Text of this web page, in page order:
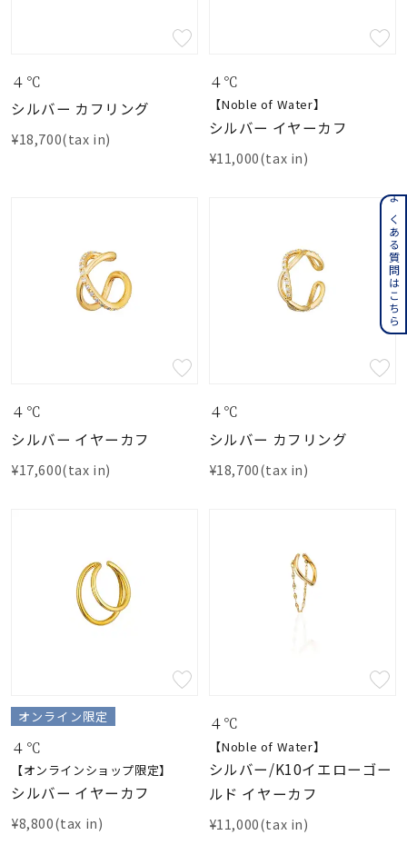
４℃
シルバー カフリング
¥18,700(tax in)
４℃
【Noble of Water】
シルバー イヤーカフ
¥11,000(tax in)
４℃
シルバー イヤーカフ
¥17,600(tax in)
４℃
シルバー カフリング
¥18,700(tax in)
オンライン限定
４℃
【オンラインショップ限定】
シルバー イヤーカフ
¥8,800(tax in)
４℃
【Noble of Water】
シルバー/K10イエローゴー
ルド イヤーカフ
¥11,000(tax in)
よくある質問はこちら